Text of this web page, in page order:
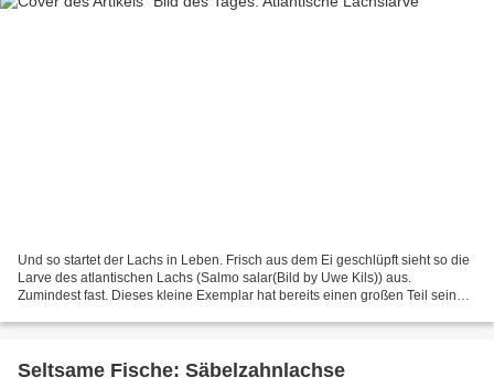
Und so startet der Lachs in Leben. Frisch aus dem Ei geschlüpft sieht so die
Larve des atlantischen Lachs (Salmo salar(Bild by Uwe Kils)) aus.
Zumindest fast. Dieses kleine Exemplar hat bereits einen großen Teil seines
Seltsame Fische: Säbelzahnlachse